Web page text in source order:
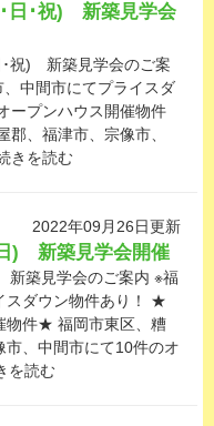
日･祝) 新築見学会
･祝) 新築見学会のご案
中間市にてプライスダ
ープンハウス開催物件
、福津市、宗像市、
きを読む
2022年09月26日更新
) 新築見学会開催
築見学会のご案内 ※福
スダウン物件あり！ ★
物件★ 福岡市東区、糟
市、中間市にて10件のオ
を読む